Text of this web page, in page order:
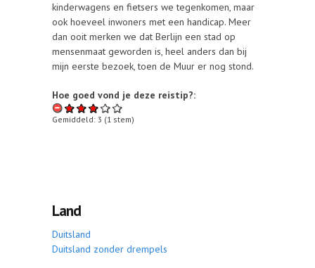
kinderwagens en fietsers we tegenkomen, maar
ook hoeveel inwoners met een handicap. Meer
dan ooit merken we dat Berlijn een stad op
mensenmaat geworden is, heel anders dan bij
mijn eerste bezoek, toen de Muur er nog stond.
Hoe goed vond je deze reistip?:
Gemiddeld: 3 (1 stem)
Land
Duitsland
Duitsland zonder drempels